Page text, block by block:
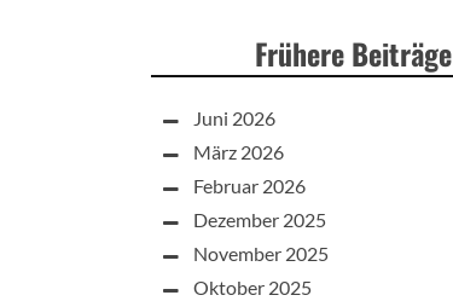
Frühere Beiträge
Juni 2026
März 2026
Februar 2026
Dezember 2025
November 2025
Oktober 2025